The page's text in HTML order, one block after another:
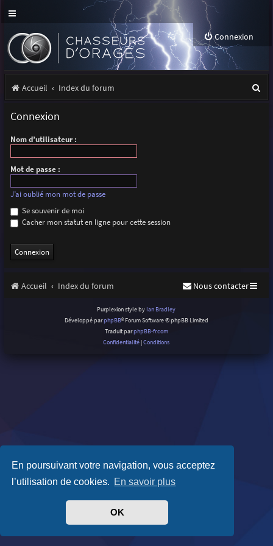
En poursuivant votre navigation, vous acceptez
l’utilisation de cookies. En savoir plus
OK
Connexion
Accueil Index du forum
Connexion
Nom d’utilisateur :
Mot de passe :
J’ai oublié mon mot de passe
Se souvenir de moi
Cacher mon statut en ligne pour cette session
Accueil Index du forum Nous contacter
Purplexion style by Ian Bradley
Développé parphpBB® Forum Software © phpBB Limited
Traduit parphpBB-fr.com
Confidentialité |Conditions